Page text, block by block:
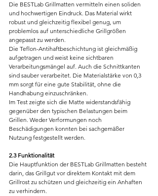
Die BESTLab Grillmatten vermitteln einen soliden
und hochwertigen Eindruck. Das Material wirkt
robust und gleichzeitig flexibel genug, um
problemlos auf unterschiedliche Grillgrößen
angepasst zu werden.
Die Teflon-Antihaftbeschichtung ist gleichmäßig
aufgetragen und weist keine sichtbaren
Verarbeitungsmängel auf. Auch die Schnittkanten
sind sauber verarbeitet. Die Materialstärke von 0,3
mm sorgt für eine gute Stabilität, ohne die
Handhabung einzuschränken.
Im Test zeigte sich die Matte widerstandsfähig
gegenüber den typischen Belastungen beim
Grillen. Weder Verformungen noch
Beschädigungen konnten bei sachgemäßer
Nutzung festgestellt werden.
2.3 Funktionalität
Die Hauptfunktion der BESTLab Grillmatten besteht
darin, das Grillgut vor direktem Kontakt mit dem
Grillrost zu schützen und gleichzeitig ein Anhaften
zu verhindern.